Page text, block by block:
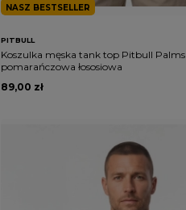
NASZ BESTSELLER
PITBULL
Koszulka męska tank top Pitbull Palms
pomarańczowa łososiowa
89,00 zł